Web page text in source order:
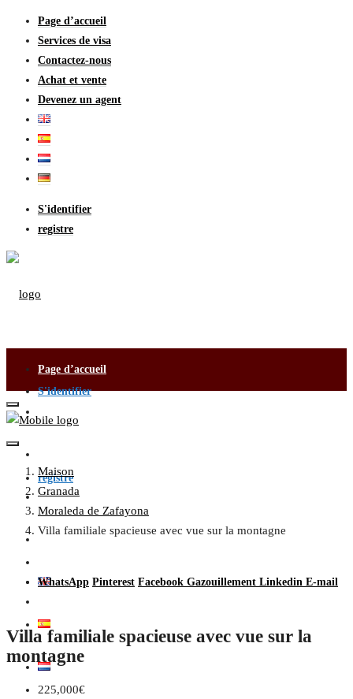
Page d’accueil
Services de visa
Contactez-nous
Achat et vente
Devenez un agent
S'identifier
registre
S'identifier
registre
Page d’accueil
Achat et vente
Devenez un agent
Maison
Granada
Moraleda de Zafayona
Villa familiale spacieuse avec vue sur la montagne
WhatsApp Pinterest Facebook Gazouillement Linkedin E-mail
Villa familiale spacieuse avec vue sur la
montagne
225,000€